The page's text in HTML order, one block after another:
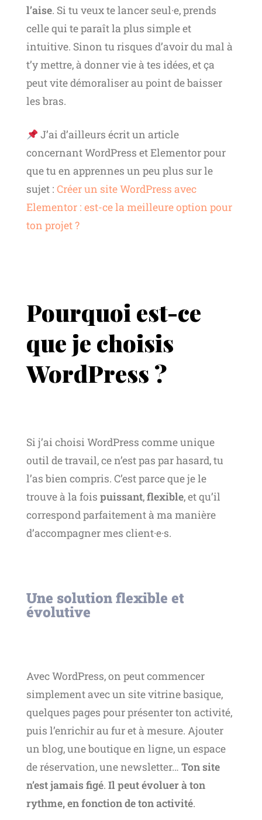
l’aise. Si tu veux te lancer seul·e, prends
celle qui te paraît la plus simple et
intuitive. Sinon tu risques d’avoir du mal à
t’y mettre, à donner vie à tes idées, et ça
peut vite démoraliser au point de baisser
les bras.
J’ai d’ailleurs écrit un article
concernant WordPress et Elementor pour
que tu en apprennes un peu plus sur le
sujet : Créer un site WordPress avec
Elementor : est-ce la meilleure option pour
ton projet ?
Pourquoi est-ce
que je choisis
WordPress ?
Si j’ai choisi WordPress comme unique
outil de travail, ce n’est pas par hasard, tu
l’as bien compris. C’est parce que je le
trouve à la fois puissant,flexible, et qu’il
correspond parfaitement à ma manière
d’accompagner mes client·e·s.
Une solution flexible et
évolutive
Avec WordPress, on peut commencer
simplement avec un site vitrine basique,
quelques pages pour présenter ton activité,
puis l’enrichir au fur et à mesure. Ajouter
un blog, une boutique en ligne, un espace
de réservation, une newsletter… Ton site
n’est jamais figé. Il peut évoluer à ton
rythme, en fonction de ton activité.